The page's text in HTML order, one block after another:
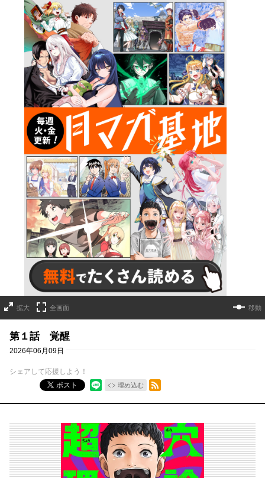
詳細ページへのリンク
拡大 全画面 移動
第１話 覚醒
2026年06月09日
シェアして応援しよう！
ポスト
埋め込む
RSSフィード